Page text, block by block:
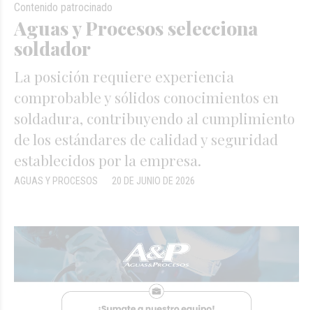
Aguas y Procesos selecciona
soldador
La posición requiere experiencia
comprobable y sólidos conocimientos en
soldadura, contribuyendo al cumplimiento
de los estándares de calidad y seguridad
establecidos por la empresa.
Contenido patrocinado
20 DE JUNIO DE 2026
AGUAS Y PROCESOS